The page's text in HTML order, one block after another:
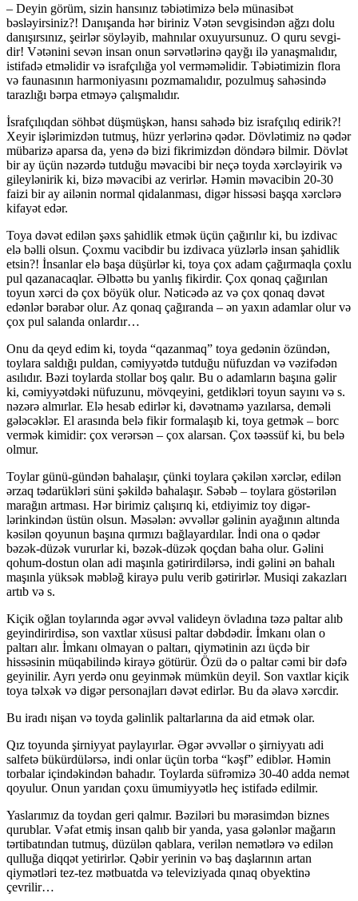
– Deyin görüm, sizin hansınız təbiətimizə be­lə münasibət
bəsləyirsiniz?! Danışanda hər biri­niz Vətən sevgisindən ağzı dolu
danışırsınız, şeir­lər söyləyib, mahnılar oxuyursunuz. O quru sevgi­
dir! Vətənini sevən insan onun sərvətlərinə qayğı ilə yanaşmalıdır,
istifadə etməlidir və israfçılığa yol verməməlidir. Təbiətimizin flora
və faunasının harmoniyasını pozmamalıdır, pozulmuş sahəsində
tarazlığı bərpa etməyə çalışmalıdır.
İsrafçılıqdan söhbət düşmüşkən, hansı sahə­də biz israfçılıq edirik?!
Xeyir işlərimizdən tutmuş, hüzr yerlərinə qədər. Dövlətimiz nə qədər
mübari­zə aparsa da, yenə də bizi fikrimizdən döndərə bil­mir. Dövlət
bir ay üçün nəzərdə tutduğu məvacibi bir neçə toyda xərcləyirik və
gileylənirik ki, bizə məvacibi az verirlər. Həmin məvacibin 20-30
faizi bir ay ailənin normal qidalanması, digər hissəsi başqa xərclərə
kifayət edər.
Toya dəvət edilən şəxs şahidlik etmək üçün çağırılır ki, bu izdivac
elə bəlli olsun. Çoxmu va­cibdir bu izdivaca yüzlərlə insan şahidlik
etsin?! İnsanlar elə başa düşürlər ki, toya çox adam çağır­maqla çoxlu
pul qazanacaqlar. Əlbəttə bu yanlış fikirdir. Çox qonaq çağırılan
toyun xərci də çox böyük olur. Nəticədə az və çox qonaq dəvət
edən­lər bərabər olur. Az qonaq çağıranda – ən yaxın adamlar olur və
çox pul salanda onlardır…
Onu da qeyd edim ki, toyda “qazanmaq” to­ya gedənin özündən,
toylara saldığı puldan, cə­miy­yətdə tutduğu nüfuzdan və vəzifədən
asılıdır. Bəzi toylarda stollar boş qalır. Bu o adamların başına gə­lir
ki, cəmiyyətdəki nüfuzunu, mövqeyini, get­dik­ləri toyun sayını və s.
nəzərə almırlar. Elə hesab edirlər ki, dəvətnamə yazılarsa, deməli
gələcəklər. El arasında belə fikir formalaşıb ki, toya getmək – borc
vermək kimidir: çox verərsən – çox alarsan. Çox təəssüf ki, bu belə
olmur.
Toylar günü-gündən bahalaşır, çünki toylara çəkilən xərclər, edilən
ərzaq tədarükləri süni şəkil­də bahalaşır. Səbəb – toylara göstərilən
marağın art­ması. Hər birimiz çalışırıq ki, etdiyimiz toy di­gər­
lərinkindən üstün olsun. Məsələn: əvvəllər gəli­nin ayağının altında
kəsilən qoyunun başına qır­mızı bağlayardılar. İndi ona o qədər
bəzək-düzək vururlar ki, bəzək-düzək qoçdan baha olur. Gəlini
qohum-dostun olan adi maşınla gətirirdilərsə, indi gəlini ən bahalı
maşınla yüksək məbləğ kirayə pulu verib gətirirlər. Musiqi zakazları
artıb və s.
Kiçik oğlan toylarında əgər əvvəl valideyn övladına təzə paltar alıb
geyindirirdisə, son vaxtlar xüsusi paltar dəbdədir. İmkanı olan o
paltarı alır. İmkanı olmayan o paltarı, qiymətinin azı üçdə bir
hissəsinin müqabilində kirayə götürür. Özü də o paltar cəmi bir dəfə
geyinilir. Ayrı yerdə onu ge­yin­mək mümkün deyil. Son vaxtlar kiçik
toya təl­xək və digər personajları dəvət edirlər. Bu da əlavə xərcdir.
Bu iradı nişan və toyda gəlinlik paltarlarına da aid etmək olar.
Qız toyunda şirniyyat paylayırlar. Əgər əv­vəl­lər o şirniyyatı adi
salfetə bükürdülərsə, indi on­lar üçün torba “kəşf” ediblər. Həmin
torbalar için­dəkindən bahadır. Toylarda süfrəmizə 30-40 ad­da nemət
qoyulur. Onun yarıdan çoxu ümu­miy­yətlə heç istifadə edilmir.
Yaslarımız da toydan geri qalmır. Bəziləri bu mərasimdən biznes
qurublar. Vəfat etmiş insan qalıb bir yanda, yasa gələnlər mağarın
tərtibatından tutmuş, düzülən qablara, verilən nemətlərə və edi­lən
qulluğa diqqət yetirirlər. Qəbir yerinin və baş daşlarının artan
qiymətləri tez-tez mətbuatda və televiziyada qınaq obyektinə
çevrilir…